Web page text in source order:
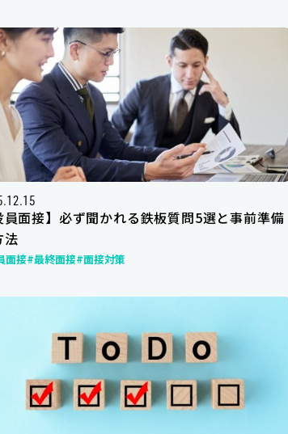
員面接】必ず聞かれる鉄板質問5選と事前準備
法
面接#最終面接#面接対策